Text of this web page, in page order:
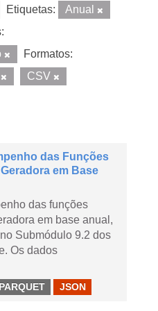
Etiquetas:
Anual
Formatos:
CSV
das Funções
em Base
das funções
em base anual,
Submódulo 9.2 dos
Os dados
PARQUET JSON